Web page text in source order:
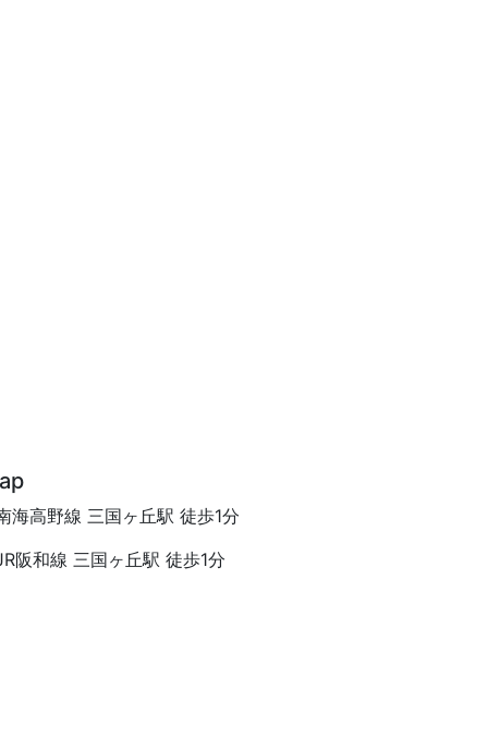
海高野線 三国ヶ丘駅 徒歩1分
阪和線 三国ヶ丘駅 徒歩1分